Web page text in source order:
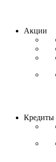
Акции
Кредиты